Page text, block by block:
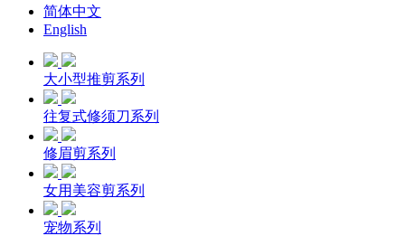
简体中文
English
大小型推剪系列
往复式修须刀系列
修眉剪系列
女用美容剪系列
宠物系列